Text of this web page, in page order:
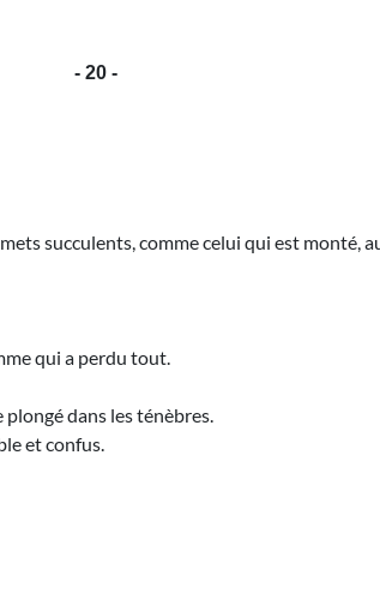
- 20 -
succulents, comme celui qui est monté,
qui a perdu tout.
dans les ténèbres.
et confus.